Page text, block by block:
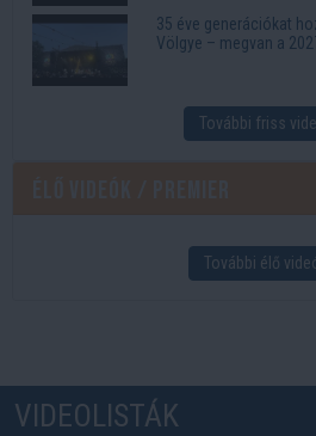
35 éve generációkat
Völgye – megvan a
További friss
További élő
VIDEOLISTÁK